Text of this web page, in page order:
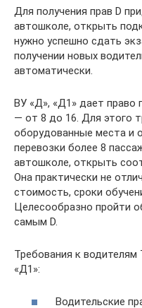
Для получения прав D
автошколе, открыть
нужно успешно сдать
получении новых
автоматически.
ВУ «Д», «Д1» дает право
— от 8 до 16. Для этого
оборудованные места и
перевозки более 8
автошколе, открыть
Она практически не
стоимость, сроки
Целесообразно пройти
самым D.
Требования к
«Д1»:
Водительские